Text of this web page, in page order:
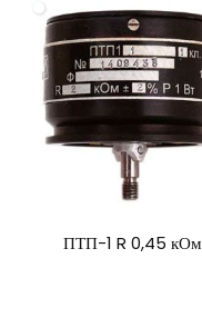
ПТП-1 R 0,45 кОм